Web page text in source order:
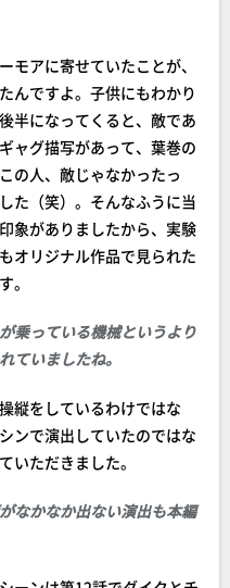
モアに寄せていたことが、
んですよ。子供にもわかり
半になってくると、敵であ
ャグ描写があって、葉巻の
の人、敵じゃなかったっ
た（笑）。そんなふうに当
象がありましたから、実験
オリジナル作品で見られた
。
乗っている機械というより
ていましたね。
縦をしているわけではな
ンで演出していたのではな
いただきました。
なかなか出ない演出も本編